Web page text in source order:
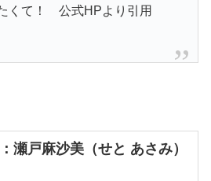
くて！ 公式HPより引用
戸麻沙美（せと あさみ）